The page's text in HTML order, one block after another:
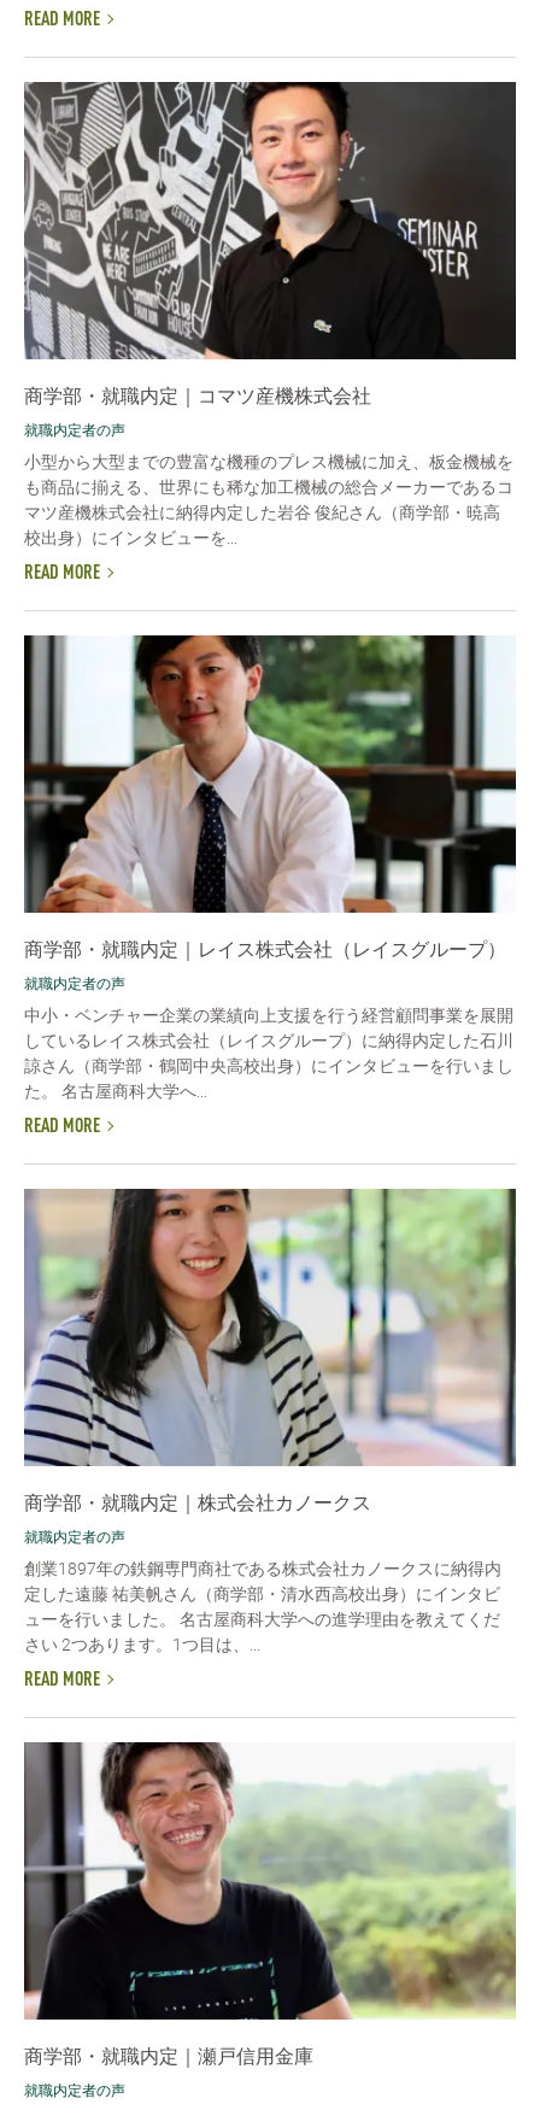
READ MORE
商学部・就職内定｜コマツ産機株式会社
就職内定者の声
小型から大型までの豊富な機種のプレス機械に加え、板金機械を
も商品に揃える、世界にも稀な加工機械の総合メーカーであるコ
マツ産機株式会社に納得内定した岩谷 俊紀さん（商学部・暁高
校出身）にインタビューを...
READ MORE
商学部・就職内定｜レイス株式会社（レイスグループ）
就職内定者の声
中小・ベンチャー企業の業績向上支援を行う経営顧問事業を展開
しているレイス株式会社（レイスグループ）に納得内定した石川
諒さん（商学部・鶴岡中央高校出身）にインタビューを行いまし
た。 名古屋商科大学へ...
READ MORE
商学部・就職内定｜株式会社カノークス
就職内定者の声
創業1897年の鉄鋼専門商社である株式会社カノークスに納得内
定した遠藤 祐美帆さん（商学部・清水西高校出身）にインタビ
ューを行いました。 名古屋商科大学への進学理由を教えてくだ
さい 2つあります。1つ目は、...
READ MORE
商学部・就職内定｜瀬戸信用金庫
就職内定者の声